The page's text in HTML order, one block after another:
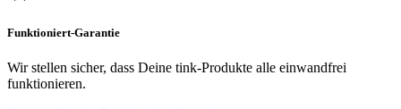
Funktioniert-Garantie
Wir stellen sicher, dass Deine tink-Produkte alle einwandfrei
funktionieren.